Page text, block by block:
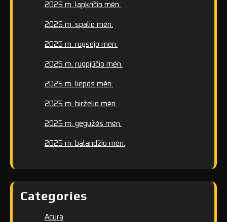
2025 m. lapkričio mėn.
2025 m. spalio mėn.
2025 m. rugsėjo mėn.
2025 m. rugpjūčio mėn.
2025 m. liepos mėn.
2025 m. birželio mėn.
2025 m. gegužės mėn.
2025 m. balandžio mėn.
Categories
Acura